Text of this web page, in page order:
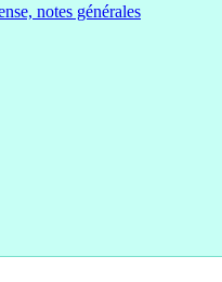
notes générales